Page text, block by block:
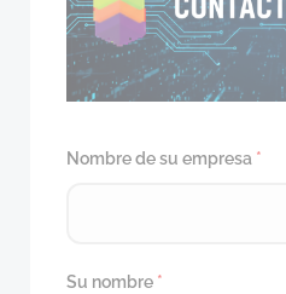
Nombre de su empresa *
Su nombre *